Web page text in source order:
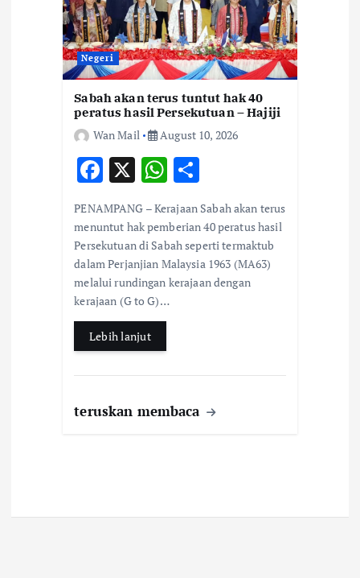
Negeri
Sabah akan terus tuntut hak 40
peratus hasil Persekutuan – Hajiji
Wan Mail
August 10, 2026
F
ac
e
b
o
o
k
X W
h
at
s
A
p
h
ar
e
PENAMPANG – Kerajaan Sabah akan terus
menuntut hak pemberian 40 peratus hasil
Persekutuan di Sabah seperti termaktub
dalam Perjanjian Malaysia 1963 (MA63)
melalui rundingan kerajaan dengan
kerajaan (G to G)…
Lebih lanjut
teruskan membaca